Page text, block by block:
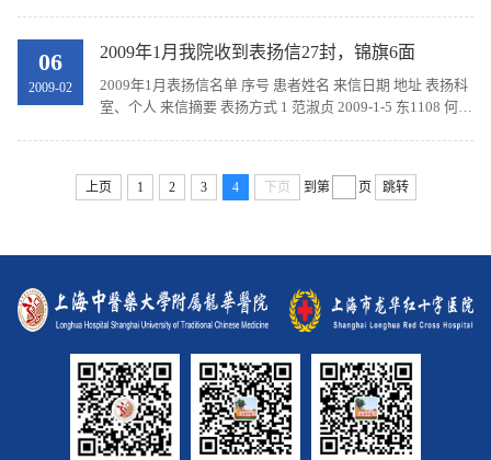
06
2009-02
2009年1月我院收到表扬信27封，锦旗6面
2009年1月表扬信名单 序号 患者姓名 来信日期 地址 表扬科
室、个人 来信摘要 表扬方式 1 范淑贞 2009-1-5 东1108 何颂
上页 1 2 3 4 下页 到第 页 跳转